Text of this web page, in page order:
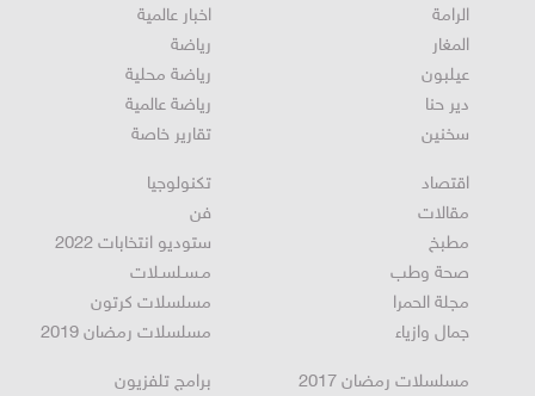
الرامة
المغار
عيلبون
دير حنا
سخنين
اخبار عالمية
رياضة
رياضة محلية
رياضة عالمية
تقارير خاصة
اقتصاد
مقالات
مطبخ
صحة وطب
مجلة الحمرا
جمال وازياء
تكنولوجيا
فن
ستوديو انتخابات 2022
مـسـلسـلات
مسلسلات كرتون
مسلسلات رمضان 2019
مسلسلات رمضان 2017
برامج تلفزيون